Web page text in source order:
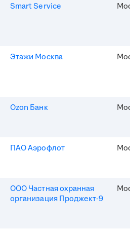
Smart Service
Этажи Москва
Ozon Банк
ПАО Аэрофлот
ООО Частная охранная
организация Проджект-9